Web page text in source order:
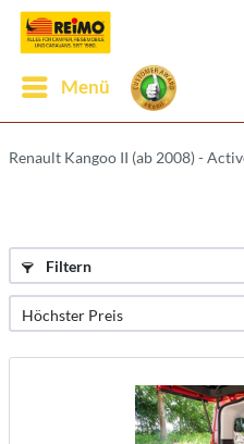
Menü
Renault Kangoo II (ab 2008) -
Filtern